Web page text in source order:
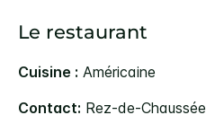
Le restaurant
Cuisine : Américaine
Contact: Rez-de-Chaussée